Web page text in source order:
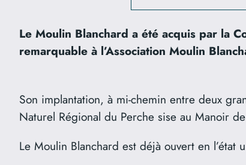
Le Moulin Blanchard a été acquis par la
remarquable à l’Association Moulin
Son implantation, à mi-chemin entre deux
Naturel Régional du Perche sise au Manoir
Le Moulin Blanchard est déjà ouvert en